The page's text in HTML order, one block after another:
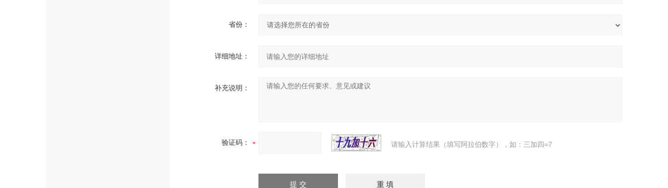
省份：
详细地址：
补充说明：
验证码： 请输入计算结果（填写阿拉伯数字），如：三加四=7